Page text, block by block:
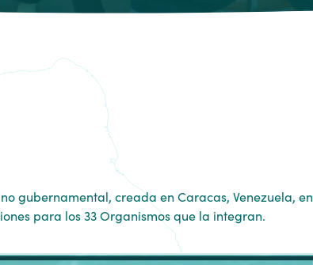
gubernamental, creada en Caracas, Venezuela, en
para los 33 Organismos que la integran.